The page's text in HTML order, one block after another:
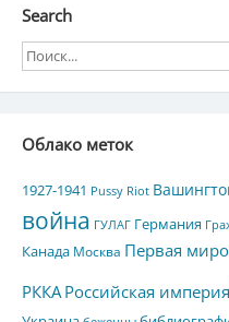
Search
Облако меток
1927-1941 Pussy Riot
война ГУЛАГ Германия
Канада Москва Первая
РККА Российская империя